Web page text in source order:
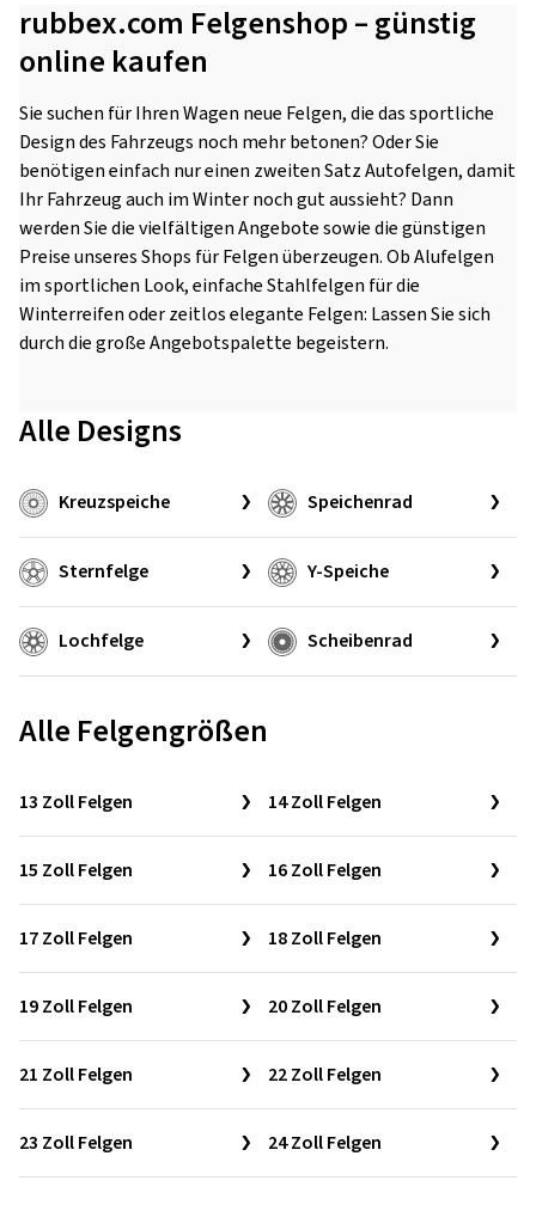
rubbex.com Felgenshop – günstig
online kaufen
Sie suchen für Ihren Wagen neue Felgen, die das sportliche
Design des Fahrzeugs noch mehr betonen? Oder Sie
benötigen einfach nur einen zweiten Satz Autofelgen, damit
Ihr Fahrzeug auch im Winter noch gut aussieht? Dann
werden Sie die vielfältigen Angebote sowie die günstigen
Preise unseres Shops für Felgen überzeugen. Ob Alufelgen
im sportlichen Look, einfache Stahlfelgen für die
Winterreifen oder zeitlos elegante Felgen: Lassen Sie sich
durch die große Angebotspalette begeistern.
Alle Designs
Kreuzspeiche Speichenrad
Sternfelge Y-Speiche
Lochfelge Scheibenrad
Alle Felgengrößen
13 Zoll Felgen 14 Zoll Felgen
15 Zoll Felgen 16 Zoll Felgen
17 Zoll Felgen 18 Zoll Felgen
19 Zoll Felgen 20 Zoll Felgen
21 Zoll Felgen 22 Zoll Felgen
23 Zoll Felgen 24 Zoll Felgen